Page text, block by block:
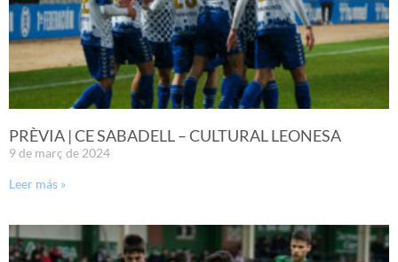
PRÈVIA | CE SABADELL – CULTURAL LEONESA
9 de març de 2024
Leer más »